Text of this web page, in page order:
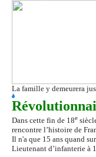
La famille y demeurera
Dans cette fin de 18e
rencontre l’histoire de
Il n'a que 15 ans quand
Lieutenant d’infanterie à